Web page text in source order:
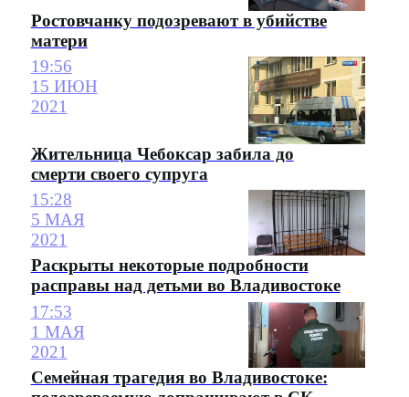
Ростовчанку подозревают в убийстве
матери
19:56
15 ИЮН
2021
Жительница Чебоксар забила до
смерти своего супруга
15:28
5 МАЯ
2021
Раскрыты некоторые подробности
расправы над детьми во Владивостоке
17:53
1 МАЯ
2021
Семейная трагедия во Владивостоке: